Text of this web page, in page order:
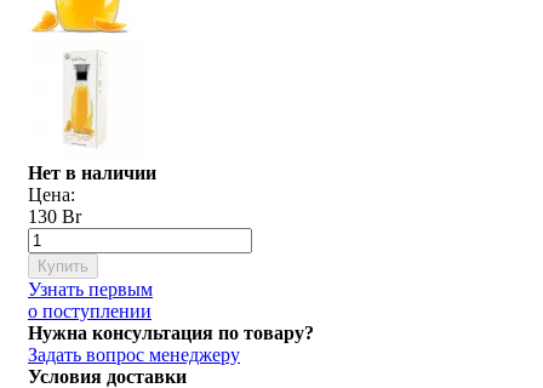
Нет в наличии
Цена:
130 Br
Купить
Узнать первым
о поступлении
Нужна консультация по товару?
Задать вопрос менеджеру
Условия доставки